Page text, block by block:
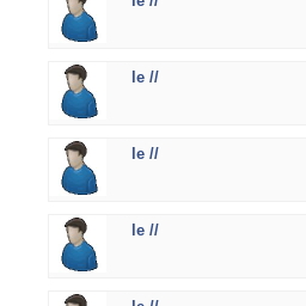
le //
le //
le //